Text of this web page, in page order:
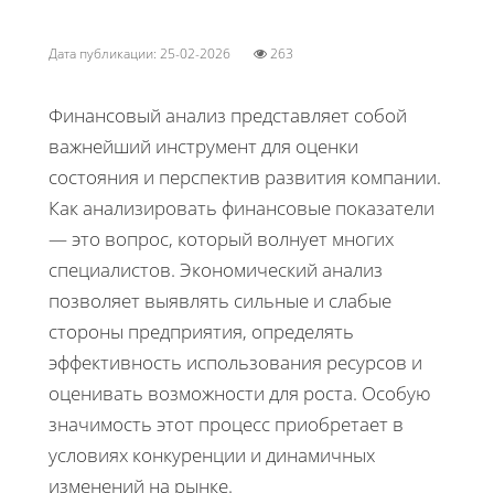
Дата публикации: 25-02-2026 263
Финансовый анализ представляет собой
важнейший инструмент для оценки
состояния и перспектив развития компании.
Как анализировать финансовые показатели
— это вопрос, который волнует многих
специалистов. Экономический анализ
позволяет выявлять сильные и слабые
стороны предприятия, определять
эффективность использования ресурсов и
оценивать возможности для роста. Особую
значимость этот процесс приобретает в
условиях конкуренции и динамичных
изменений на рынке.